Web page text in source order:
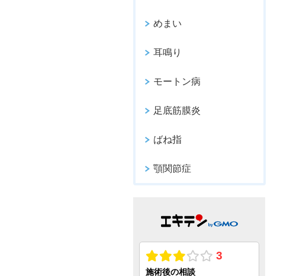
めまい
耳鳴り
モートン病
足底筋膜炎
ばね指
顎関節症